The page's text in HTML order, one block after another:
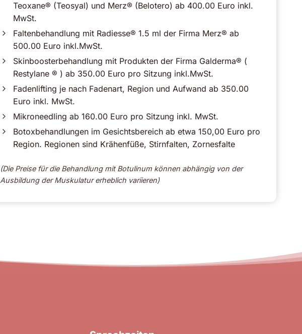
Teoxane® (Teosyal) und Merz® (Belotero) ab 400.00 Euro inkl.
MwSt.
Faltenbehandlung mit Radiesse® 1.5 ml der Firma Merz® ab
500.00 Euro inkl.MwSt.
Skinboosterbehandlung mit Produkten der Firma Galderma® (
Restylane ® ) ab 350.00 Euro pro Sitzung inkl.MwSt.
Fadenlifting je nach Fadenart, Region und Aufwand ab 350.00
Euro inkl. MwSt.
Mikroneedling ab 160.00 Euro pro Sitzung inkl. MwSt.
Botoxbehandlungen im Gesichtsbereich ab etwa 150,00 Euro pro
Region. Regionen sind Krähenfüße, Stirnfalten, Zornesfalte
(Die Preise für die Behandlung mit Botulinum können abhängig von der
Ausbildung der Muskulatur erheblich variieren)